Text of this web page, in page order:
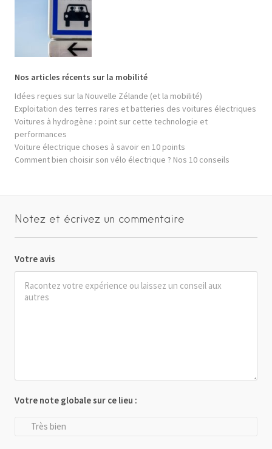
Nos articles récents sur la mobilité
Idées reçues sur la Nouvelle Zélande (et la mobilité)
Exploitation des terres rares et batteries des voitures électriques
Voitures à hydrogène : point sur cette technologie et
performances
Voiture électrique choses à savoir en 10 points
Comment bien choisir son vélo électrique ? Nos 10 conseils
Notez et écrivez un commentaire
Votre avis
Votre note globale sur ce lieu :
Très bien